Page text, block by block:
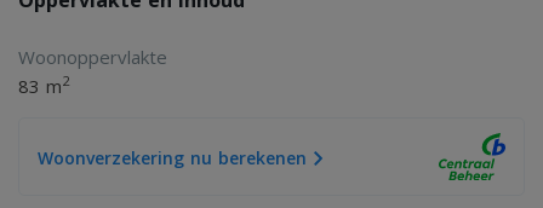
Woonoppervlakte
83 m2
Woonverzekering nu berekenen